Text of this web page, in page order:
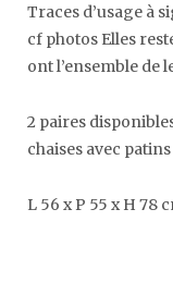
Traces d’usage à
cf photos Elles
ont l’ensemble de
2 paires
chaises avec
L 56 x P 55 x H 78